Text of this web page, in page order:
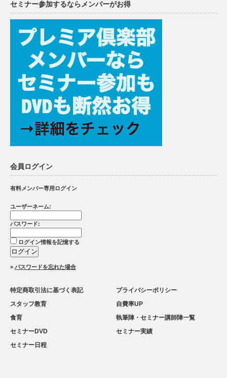
セミナー参加するならメンバーがお得
会員ログイン
有料メンバー専用ログイン
ユーザーネーム:
パスワード:
ログイン情報を記憶する
» パスワードを忘れた場合
特定商取引法に基づく表記
プライバシーポリシー
スタッフ教育
自費率UP
食育
執筆陣・セミナー講師陣一覧
セミナーDVD
セミナー実績
セミナー日程